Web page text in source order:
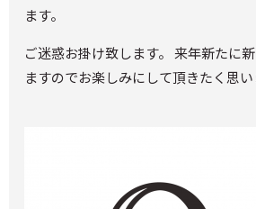
ます。
ご迷惑お掛け致します。 来年新たに
ますのでお楽しみにして頂きたく思い